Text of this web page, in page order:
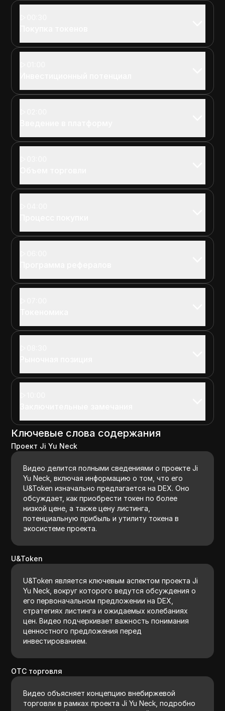
Ключевые слова содержания
Проект Ji Yu Neck
Видео делится полными сведениями о проекте Ji
Yu Neck, включая информацию о том, что его
U&Token изначально предлагается на DEX. Оно
обсуждает, как приобрести токен по более
низкой цене, а также цену листинга,
потенциальную прибыль и утилиту токена в
экосистеме проекта.
U&Token
U&Token является ключевым аспектом проекта Ji
Yu Neck, вокруг которого ведутся обсуждения о
его первоначальном предложении на DEX,
стратегиях листинга и ожидаемых колебаниях
цен. Видео подчеркивает важность понимания
ценностного предложения перед
инвестированием.
OTC торговля
Видео объясняет концепцию внебиржевой
торговли в рамках проекта Ji Yu Neck, подробно